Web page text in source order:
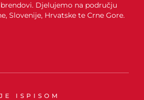
Djelujemo na području
Slovenije, Hrvatske te Crne Gore.
ISPISOM